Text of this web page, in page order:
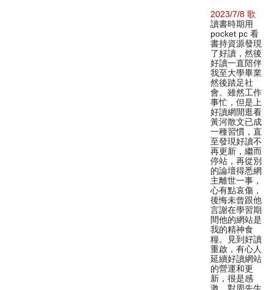
2023/7/8 歌
讀書時期用
pocket pc 看
書持資源發現
了好讀，然後
好讀一直陪伴
我至大學畢業
然後踏足社
會。雖然工作
事忙，但是上
好讀網閒逛看
黃河散文已成
一種習慣，直
至發現好讀不
再更新，繼而
停站，再從別
的論壇得悉網
主離世一事，
心有點哀傷，
後悔未曾跟他
言謝在學習期
間他的網站是
我的精神食
糧。見到好讀
重啟，有心人
延續好讀網站
的營運和更
新，很是感